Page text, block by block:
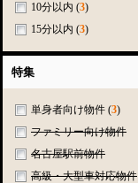
10分以内 (3)
15分以内 (3)
特集
単身者向け物件 (3)
ファミリー向け物件
名古屋駅前物件
高級・大型車対応物件